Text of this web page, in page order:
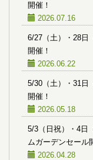
開催！
2026.07.16
6/27（土）・28日
開催！
2026.06.22
5/30（土）・31日
開催！
2026.05.18
5/3（日祝）・4日
ムガーデンセール
2026.04.28